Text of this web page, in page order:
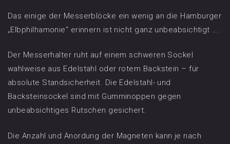
Das einige der Messerblöcke ein wenig an die Hamburger
„Elbphilhamonie“ erinnern ist nicht ganz unbeabsichtigt ….
Der Messerhalter ruht auf einem schweren Sockel
wahlweise aus Edelstahl oder rotem Backstein – für
absolute Standsicherheit. Die Edelstahl- und
Backsteinsockel sind mit Gumminoppen gegen
unbeabsichtiges Rutschen gesichert.
Die Anzahl und Anordung der Magneten kann je nach